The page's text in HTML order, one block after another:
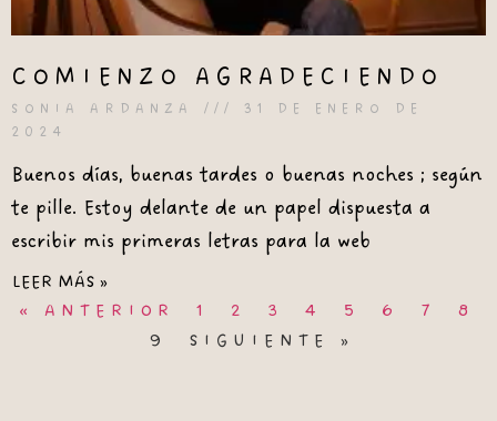
COMIENZO AGRADECIENDO
SONIA ARDANZA
31 DE ENERO DE
2024
Buenos días, buenas tardes o buenas noches ; según
te pille. Estoy delante de un papel dispuesta a
escribir mis primeras letras para la web
LEER MÁS »
« ANTERIOR
1 2 3 4 5 6 7
8
9
SIGUIENTE »